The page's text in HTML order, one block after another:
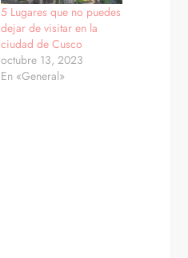
5 Lugares que no puedes
dejar de visitar en la
ciudad de Cusco
octubre 13, 2023
En «General»